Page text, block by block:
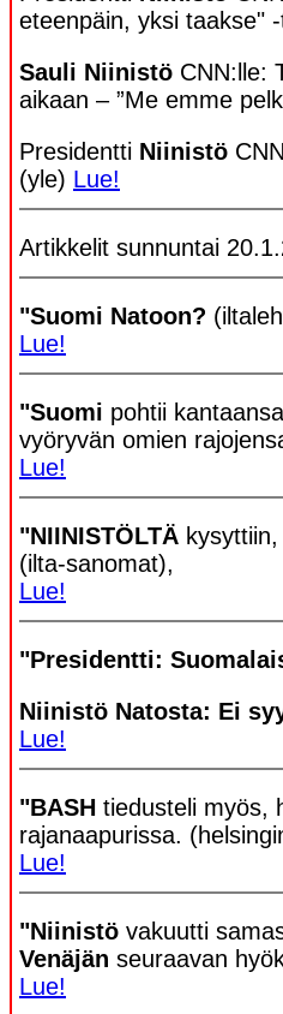
eteenpäin, yksi taakse"
Sauli Niinistö CNN:lle:
aikaan – ”Me emme
Presidentti Niinistö
(yle) Lue!
Artikkelit sunnuntai
"Suomi Natoon?
Lue!
"Suomi pohtii kantaansa
vyöryvän omien
Lue!
"NIINISTÖLTÄ
(ilta-sanomat),
Lue!
"Presidentti:
Niinistö Natosta: Ei
Lue!
"BASH tiedusteli myös,
rajanaapurissa.
Lue!
"Niinistö vakuutti
Venäjän seuraavan
Lue!